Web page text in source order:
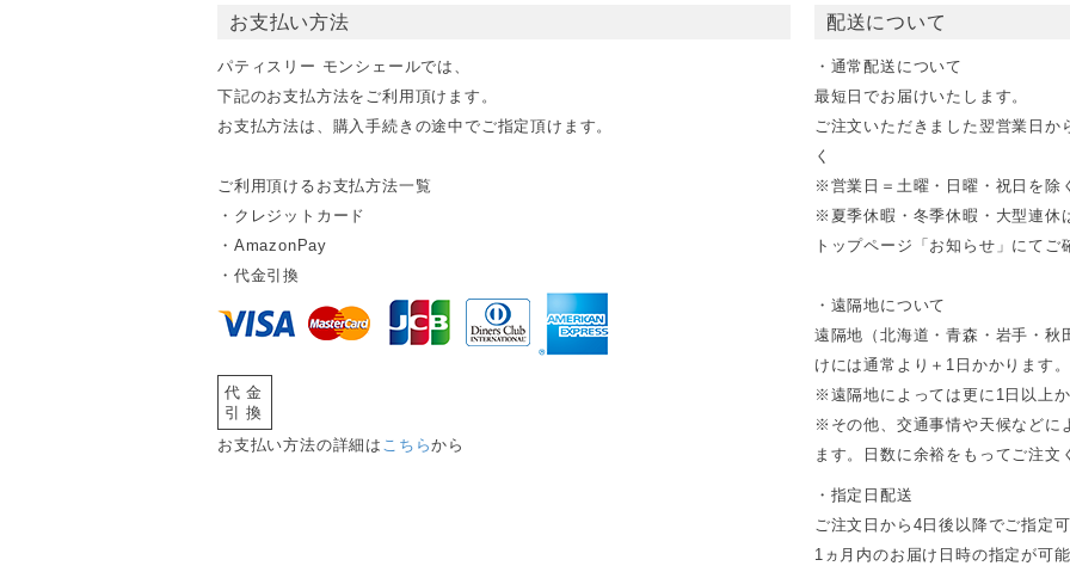
お支払い方法
パティスリー モンシェールでは、
下記のお支払方法をご利用頂けます。
お支払方法は、購入手続きの途中でご指定頂けます。
ご利用頂けるお支払方法一覧
・クレジットカード
・AmazonPay
・代金引換
代金
引換
お支払い方法の詳細は こちらから
配送について
・通常配送について
最短日でお届けいたします。
ご注文いただきました翌営業日
く
※営業日＝土曜・日曜・祝日を除
※夏季休暇・冬季休暇・大型連休
トップページ「お知らせ」にてご
・遠隔地について
遠隔地（北海道・青森・岩手・秋
けには通常より＋1日かかります。
※遠隔地によっては更に1日以上
※その他、交通事情や天候などに
ます。日数に余裕をもってご注文
・指定日配送
ご注文日から4日後以降でご指定可
1ヵ月内のお届け日時の指定が可能